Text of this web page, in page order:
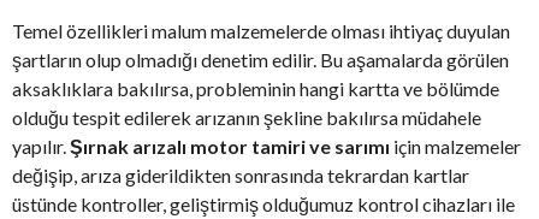
Temel özellikleri malum malzemelerde olması ihtiyaç duyulan
şartların olup olmadığı denetim edilir. Bu aşamalarda görülen
aksaklıklara bakılırsa, probleminin hangi kartta ve bölümde
olduğu tespit edilerek arızanın şekline bakılırsa müdahele
yapılır. Şırnak arızalı motor tamiri ve sarımı için malzemeler
değişip, arıza giderildikten sonrasında tekrardan kartlar
üstünde kontroller, geliştirmiş olduğumuz kontrol cihazları ile